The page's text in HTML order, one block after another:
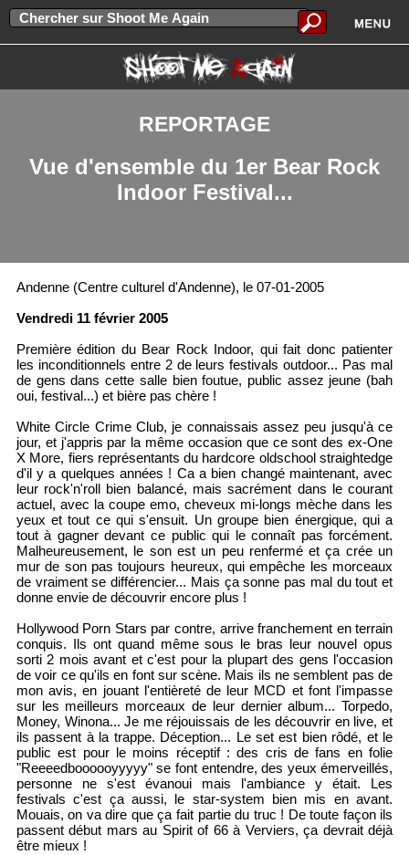
REPORTAGE
Vue d'ensemble du 1er Bear Rock
Indoor Festival...
Andenne (Centre culturel d'Andenne), le 07-01-2005
Vendredi 11 février 2005
Première édition du Bear Rock Indoor, qui fait donc patienter
les inconditionnels entre 2 de leurs festivals outdoor... Pas mal
de gens dans cette salle bien foutue, public assez jeune (bah
oui, festival...) et bière pas chère !
White Circle Crime Club, je connaissais assez peu jusqu'à ce
jour, et j'appris par la même occasion que ce sont des ex-One
X More, fiers représentants du hardcore oldschool straightedge
d'il y a quelques années ! Ca a bien changé maintenant, avec
leur rock'n'roll bien balancé, mais sacrément dans le courant
actuel, avec la coupe emo, cheveux mi-longs mèche dans les
yeux et tout ce qui s'ensuit. Un groupe bien énergique, qui a
tout à gagner devant ce public qui le connaît pas forcément.
Malheureusement, le son est un peu renfermé et ça crée un
mur de son pas toujours heureux, qui empêche les morceaux
de vraiment se différencier... Mais ça sonne pas mal du tout et
donne envie de découvrir encore plus !
Hollywood Porn Stars par contre, arrive franchement en terrain
conquis. Ils ont quand même sous le bras leur nouvel opus
sorti 2 mois avant et c'est pour la plupart des gens l'occasion
de voir ce qu'ils en font sur scène. Mais ils ne semblent pas de
mon avis, en jouant l'entièreté de leur MCD et font l'impasse
sur les meilleurs morceaux de leur dernier album... Torpedo,
Money, Winona... Je me réjouissais de les découvrir en live, et
ils passent à la trappe. Déception... Le set est bien rôdé, et le
public est pour le moins réceptif : des cris de fans en folie
"Reeeedboooooyyyyy" se font entendre, des yeux émerveillés,
personne ne s'est évanoui mais l'ambiance y était. Les
festivals c'est ça aussi, le star-system bien mis en avant.
Mouais, on va dire que ça fait partie du truc ! De toute façon ils
passent début mars au Spirit of 66 à Verviers, ça devrait déjà
être mieux !